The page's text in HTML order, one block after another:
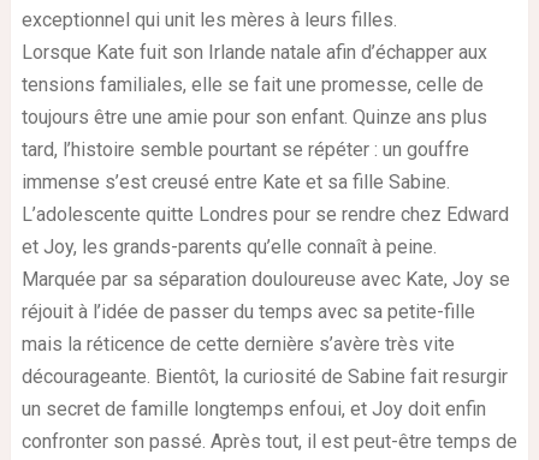
exceptionnel qui unit les mères à leurs filles.
Lorsque Kate fuit son Irlande natale afin d’échapper aux
tensions familiales, elle se fait une promesse, celle de
toujours être une amie pour son enfant. Quinze ans plus
tard, l’histoire semble pourtant se répéter : un gouffre
immense s’est creusé entre Kate et sa fille Sabine.
L’adolescente quitte Londres pour se rendre chez Edward
et Joy, les grands-parents qu’elle connaît à peine.
Marquée par sa séparation douloureuse avec Kate, Joy se
réjouit à l’idée de passer du temps avec sa petite-fille
mais la réticence de cette dernière s’avère très vite
décourageante. Bientôt, la curiosité de Sabine fait resurgir
un secret de famille longtemps enfoui, et Joy doit enfin
confronter son passé. Après tout, il est peut-être temps de